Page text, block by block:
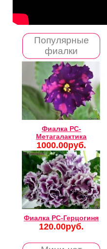
Популярные
фиалки
Фиалка РС-
Метагалактика
1000.00руб.
Фиалка РС-Герцогиня
120.00руб.